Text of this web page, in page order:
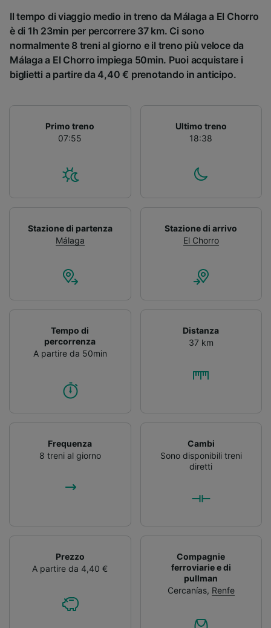
Il tempo di viaggio medio in treno da Málaga a El Chorro
è di 1h 23min per percorrere 37 km. Ci sono
normalmente 8 treni al giorno e il treno più veloce da
Málaga a El Chorro impiega 50min. Puoi acquistare i
biglietti a partire da 4,40 € prenotando in anticipo.
Primo treno
07:55
Ultimo treno
18:38
Stazione di partenza
Málaga
Stazione di arrivo
El Chorro
Tempo di
percorrenza
A partire da 50min
Distanza
37 km
Frequenza
8 treni al giorno
Cambi
Sono disponibili treni
diretti
Prezzo
A partire da 4,40 €
Compagnie
ferroviarie e di
pullman
Cercanías, Renfe